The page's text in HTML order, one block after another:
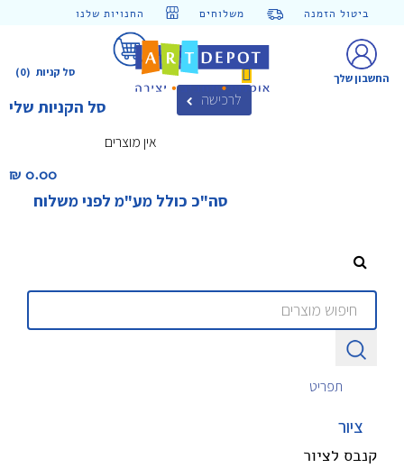
ביטול הזמנה משלוחים החנויות שלנו
(0) סל קניות
סל הקניות שלי לרכישה
אין מוצרים
0.00 ₪‎
סה"כ כולל מע"מ לפני משלוח
החשבון שלך
תפריט
ציור
קנבס לציור